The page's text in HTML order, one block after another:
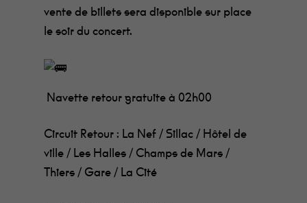
vente de billets sera disponible sur place
le soir du concert.
Navette retour gratuite à 02h00
Circuit Retour : La Nef / Sillac / Hôtel de
ville / Les Halles / Champs de Mars /
Thiers / Gare / La Cité